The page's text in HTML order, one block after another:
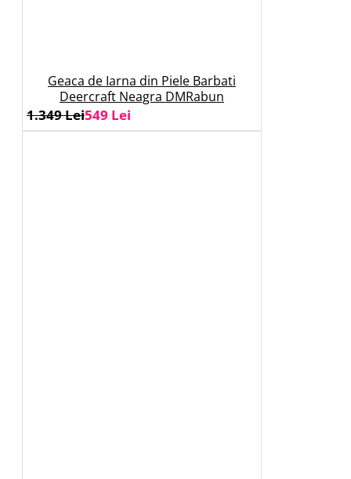
Geaca de Iarna din Piele Barbati
Deercraft Neagra DMRabun
549 Lei
1.349 Lei